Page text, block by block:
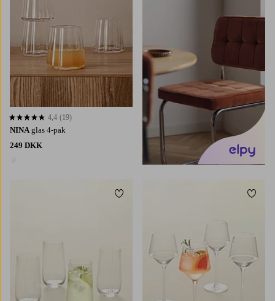
NINA glas 4-pak
249 DKK
4,4 baseret på 19 bedømmelser
4,4 (19)
Tilføj til favoritter Tilføj